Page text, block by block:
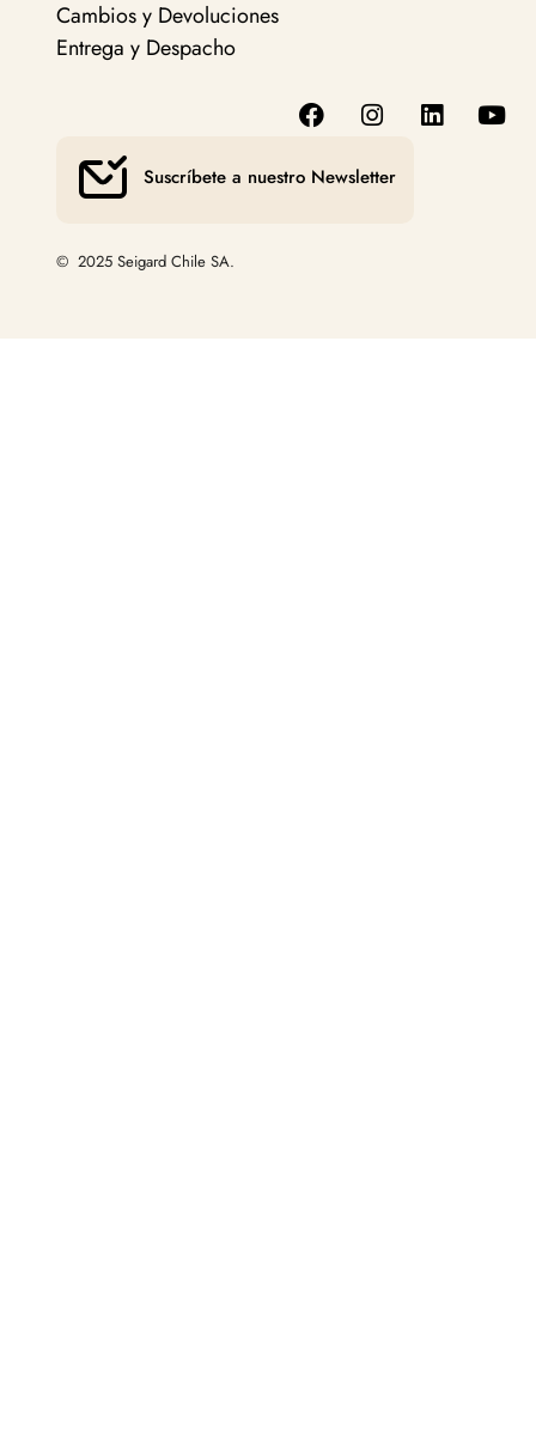
Cambios y Devoluciones
Entrega y Despacho
Suscríbete a nuestro Newsletter
© 2025 Seigard Chile SA.